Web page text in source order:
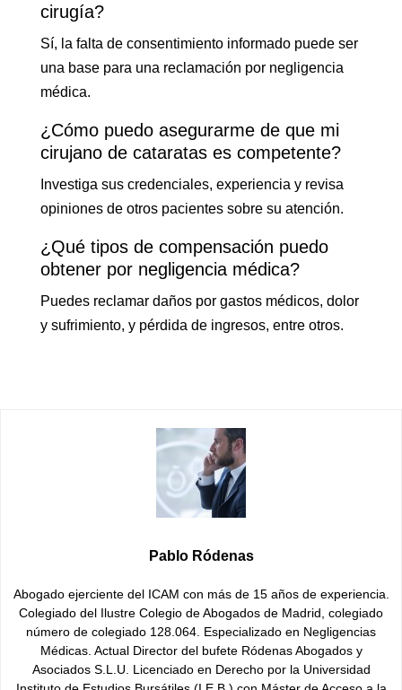
cirugía?
Sí, la falta de consentimiento informado puede ser
una base para una reclamación por negligencia
médica.
¿Cómo puedo asegurarme de que mi
cirujano de cataratas es competente?
Investiga sus credenciales, experiencia y revisa
opiniones de otros pacientes sobre su atención.
¿Qué tipos de compensación puedo
obtener por negligencia médica?
Puedes reclamar daños por gastos médicos, dolor
y sufrimiento, y pérdida de ingresos, entre otros.
Pablo Ródenas
Abogado ejerciente del ICAM con más de 15 años de experiencia.
Colegiado del Ilustre Colegio de Abogados de Madrid, colegiado
número de colegiado 128.064. Especializado en Negligencias
Médicas. Actual Director del bufete Ródenas Abogados y
Asociados S.L.U. Licenciado en Derecho por la Universidad